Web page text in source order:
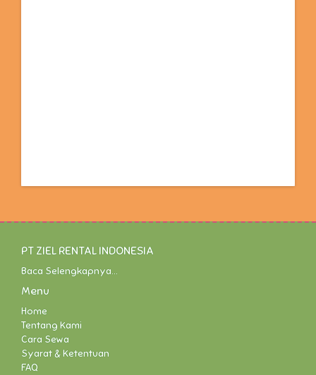
PT ZIEL RENTAL INDONESIA
Baca Selengkapnya...
Menu
Home
Tentang Kami
Cara Sewa
Syarat & Ketentuan
FAQ